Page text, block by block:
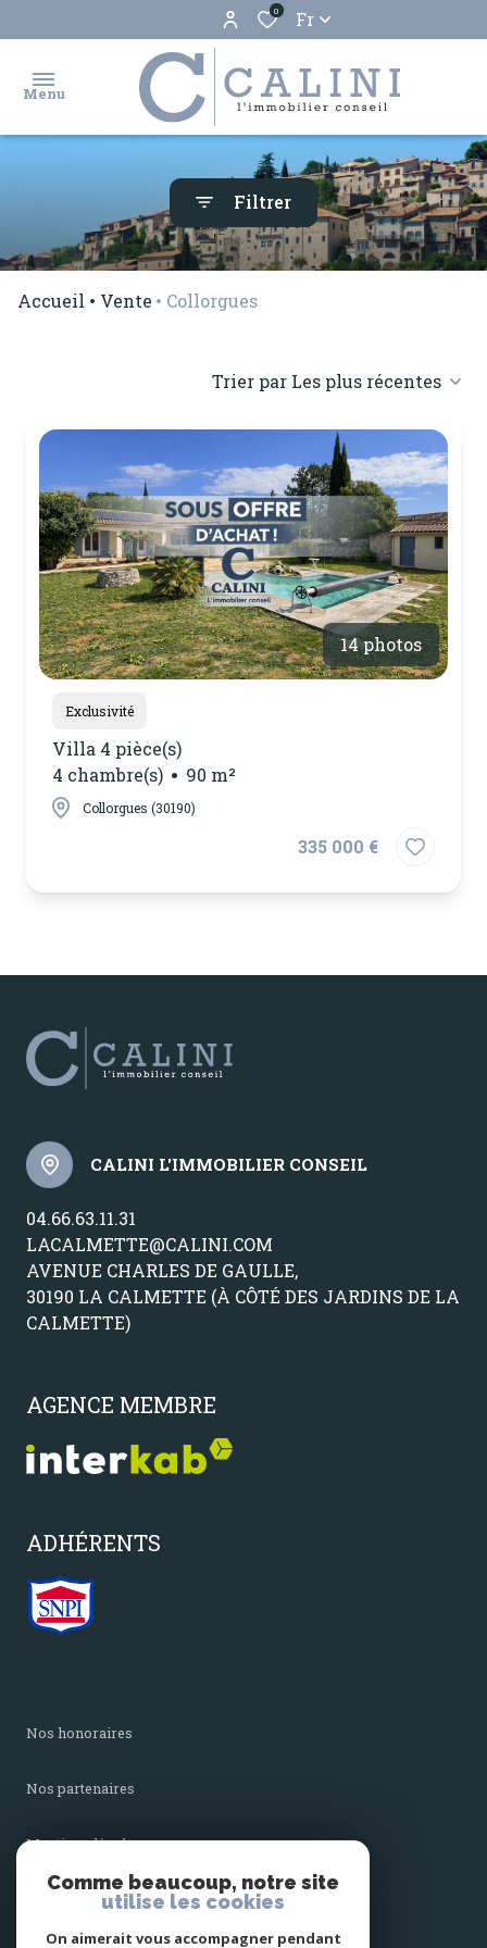
0 Fr
Menu
ventes
notre
agence
contactez-
nous
Filtrer
Accueil Vente Collorgues
Trier par Les plus récentes
14 photos
Exclusivité
Villa 4 pièce(s)
4 chambre(s)
90 m²
Collorgues (30190)
335 000 €
CALINI L'IMMOBILIER CONSEIL
04.66.63.11.31
LACALMETTE@CALINI.COM
AVENUE CHARLES DE GAULLE,
30190 LA CALMETTE (À CÔTÉ DES JARDINS DE LA
CALMETTE)
AGENCE MEMBRE
ADHÉRENTS
nos honoraires
nos partenaires
mentions légales
Comme beaucoup, notre site
utilise les cookies
On aimerait vous accompagner pendant